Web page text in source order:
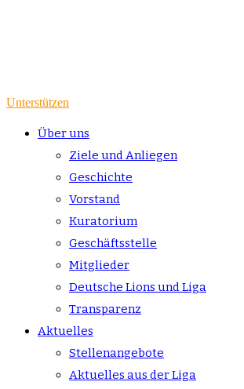
Unterstützen
Über uns
Ziele und Anliegen
Geschichte
Vorstand
Kuratorium
Geschäftsstelle
Mitglieder
Deutsche Lions und Liga
Transparenz
Aktuelles
Stellenangebote
Aktuelles aus der Liga